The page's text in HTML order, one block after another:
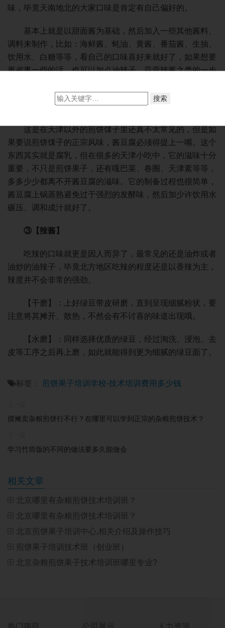
味，毕竟天南地北的大家口味是肯定有自己偏好的。
基本上就是以甜面酱为基础，然后加入一些其他酱料、
调料来制作，比如：海鲜酱、蚝油、黄酱、番茄酱、生抽、
饮用水、白糖等等，看自己的口味喜好来就好了，如果想要
更省事一些的话，也可以加点油辣子、蒜蓉辣酱之类的一步
②【酱豆腐】
这是在天津以外的煎饼馃子里还真不太常见的，但是如
果要说煎饼馃子的正宗风味，酱豆腐必须得提上一嘴。这个
东西其实就是腐乳，但在很多的天津小吃中，它的滋味十分
重要，不只是煎饼果子，还有嘎巴菜、卷圈、天津素等等，
多多少少都离不开酱豆腐的滋味。它的制备过程也很简单，
酱豆腐上锅蒸熟避免过于强烈的发酵味，然后加少许饮用水
碾压、调和成汁就好了。
③【辣酱】
吃辣的口味就更是因人而异了，最常见的还是油炸或者
油炒的油辣子，毕竟北方地区吃辣的程度还是以香辣为主，
辣度并不会非常的强劲。
【干磨】：上好绿豆带皮研磨，直到呈现细腻粉状，要
注意将其摊开、散热，不然会有不讨喜的味道出现哦。
【水磨】：同样选择优质的绿豆，经过淘洗、浸泡、去
皮等工序之后再上磨，如此就能得到更为细腻的绿豆面了。
标签： 煎饼果子培训学校-技术培训费用多少钱
摆摊卖杂粮煎饼行不行？在哪里可以学到正宗的杂粮煎饼技术？
学习竹筒饭的不同的做法要多久能做会
相关文章
北京哪里有杂粮煎饼技术培训班？
北京哪里有杂粮煎饼技术培训班？
北京煎饼果子培训中心,相关介绍及操作技巧
煎饼果子培训技术班（创业班）
北京杂粮煎饼果子技术培训班哪里专业?
热门项目 公司展示 人力资源